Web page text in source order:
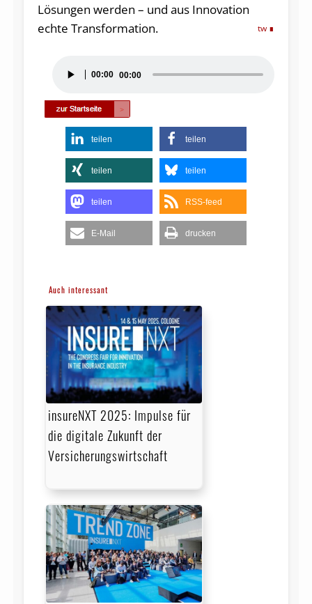
Lösungen werden – und aus Innovation
echte Transformation.
tw
Player
00:00 00:00
teilen teilen
teilen teilen
teilen RSS-feed
E-Mail drucken
Auch interessant
insureNXT 2025: Impulse für
die digitale Zukunft der
Versicherungswirtschaft